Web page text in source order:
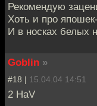
Рекомендую
Хоть и про
И в носках белых
Goblin »
#18 | 15.04.04 14:51
2 HaV